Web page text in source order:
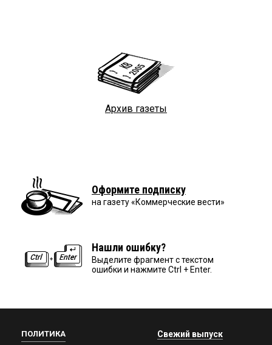
Архив газеты
Оформите подписку
на газету «Коммерческие вести»
Нашли ошибку?
Выделите фрагмент с текстом
ошибки и нажмите Ctrl + Enter.
ПОЛИТИКА Свежий выпуск